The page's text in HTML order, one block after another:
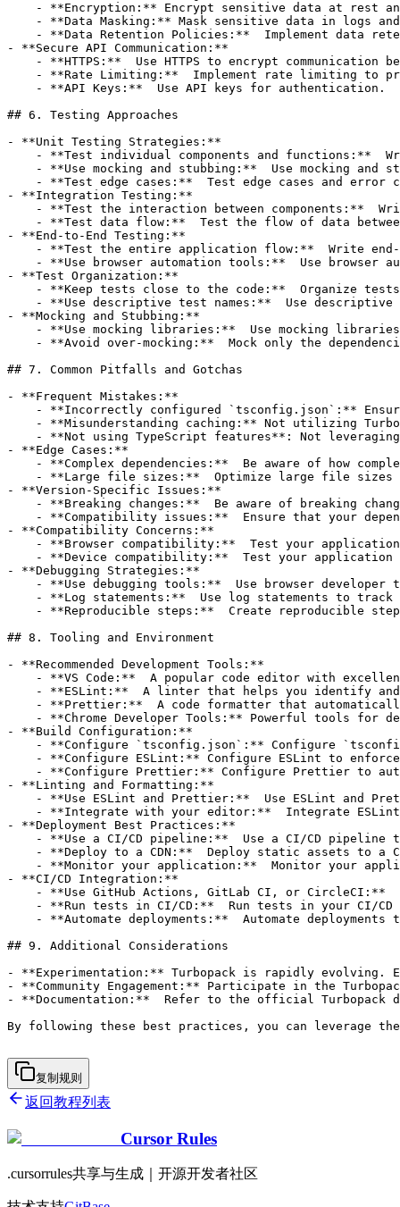
复制规则
返回教程列表
Cursor Rules
.cursorrules共享与生成｜开源开发者社区